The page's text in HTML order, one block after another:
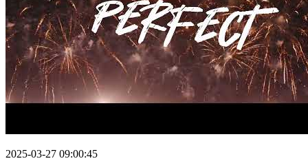
2025-03-27 09:00:45